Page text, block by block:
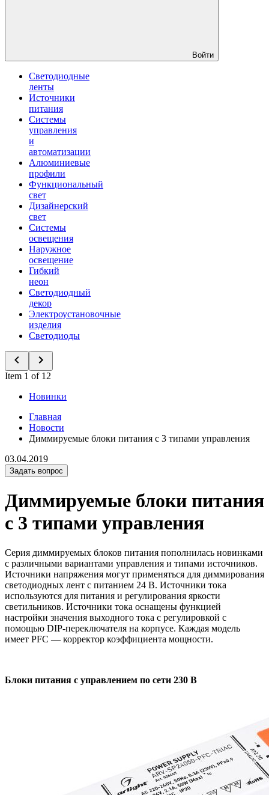
Войти
Светодиодные
ленты
Источники
питания
Системы
управления
и
автоматизации
Алюминиевые
профили
Функциональный
свет
Дизайнерский
свет
Системы
освещения
Наружное
освещение
Гибкий
неон
Светодиодный
декор
Электроустановочные
изделия
Светодиоды
Item 1 of 12
Новинки
Главная
Новости
Диммируемые блоки питания с 3 типами управления
03.04.2019
Задать вопрос
Диммируемые блоки питания
с 3 типами управления
Серия диммируемых блоков питания пополнилась новинками
с различными вариантами управления и типами источников.
Источники напряжения могут применяться для диммирования
светодиодных лент с питанием 24 В. Источники тока
используются для питания и регулирования яркости
светильников. Источники тока оснащены функцией
настройки значения выходного тока с регулировкой с
помощью DIP-переключателя на корпусе. Каждая модель
имеет PFC — корректор коэффициента мощности.
Блоки питания с управлением по сети 230 В